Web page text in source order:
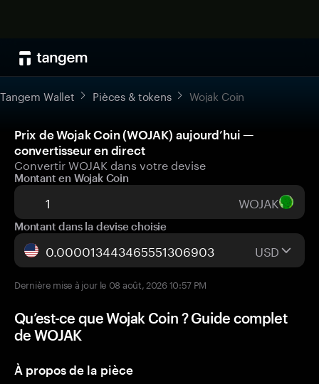
Tangem Wallet Pièces & tokens Wojak Coin
Prix de Wojak Coin (WOJAK) aujourd’hui —
convertisseur en direct
Convertir WOJAK dans votre devise
Montant en Wojak Coin
WOJAK
Montant dans la devise choisie
USD
Dernière mise à jour le 08 août, 2026 10:57 PM
Qu’est-ce que Wojak Coin ? Guide complet
de WOJAK
À propos de la pièce